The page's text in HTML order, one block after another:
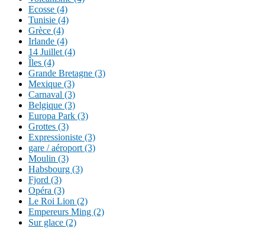
Ecosse (4)
Tunisie (4)
Grèce (4)
Irlande (4)
14 Juillet (4)
Îles (4)
Grande Bretagne (3)
Mexique (3)
Carnaval (3)
Belgique (3)
Europa Park (3)
Grottes (3)
Expressioniste (3)
gare / aéroport (3)
Moulin (3)
Habsbourg (3)
Fjord (3)
Opéra (3)
Le Roi Lion (2)
Empereurs Ming (2)
Sur glace (2)